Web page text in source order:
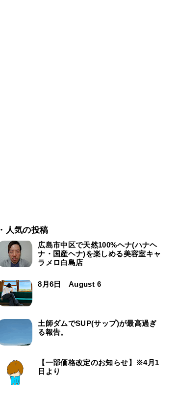
・人気の投稿
広島市中区で天然100%ヘナ(ハナヘ
ナ・国産ヘナ)を楽しめる美容室キャ
ラメロ白島店
8月6日 August 6
土師ダムでSUP(サップ)が最高過ぎ
る報告。
【一部価格改定のお知らせ】※4月1
日より